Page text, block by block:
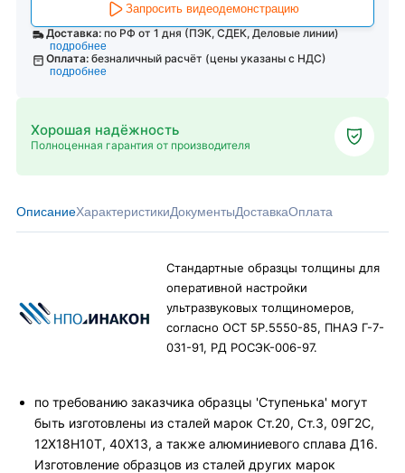
Запросить видеодемонстрацию
Доставка: по РФ от 1 дня (ПЭК, СДЕК, Деловые линии)
подробнее
Оплата: безналичный расчёт (цены указаны с НДС)
подробнее
Хорошая надёжность
Полноценная гарантия от производителя
ОписаниеХарактеристикиДокументыДоставкаОплата
Стандартные образцы толщины для
оперативной настройки
ультразвуковых толщиномеров,
согласно ОСТ 5Р.5550-85, ПНАЭ Г-7-
031-91, РД РОСЭК-006-97.
по требованию заказчика образцы 'Ступенька' могут
быть изготовлены из сталей марок Ст.20, Ст.3, 09Г2С,
12X18H10T, 40X13, а также алюминиевого сплава Д16.
Изготовление образцов из сталей других марок